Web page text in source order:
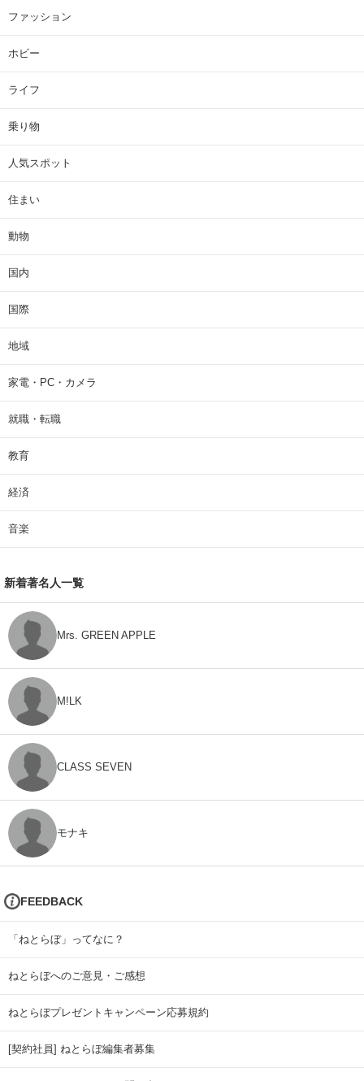
ファッション
ホビー
ライフ
乗り物
人気スポット
住まい
動物
国内
国際
地域
家電・PC・カメラ
就職・転職
教育
経済
音楽
新着著名人一覧
Mrs. GREEN APPLE
M!LK
CLASS SEVEN
モナキ
FEEDBACK
「ねとらぼ」ってなに？
ねとらぼへのご意見・ご感想
ねとらぼプレゼントキャンペーン応募規約
[契約社員] ねとらぼ編集者募集